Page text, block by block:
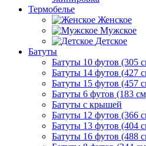
Термобелье
Женское
Мужское
Детское
Батуты
Батуты 10 футов (305
Батуты 14 футов (427
Батуты 15 футов (457
Батуты 6 футов (183
Батуты с крышей
Батуты 12 футов (366
Батуты 13 футов (404
Батуты 16 футов (488